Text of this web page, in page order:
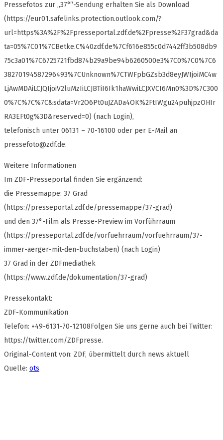
Pressefotos zur „37°“-Sendung erhalten Sie als Download
(https://eur01.safelinks.protection.outlook.com/?
url=https%3A%2F%2Fpresseportal.zdf.de%2Fpresse%2F37grad&da
ta=05%7C01%7CBetke.C%40zdf.de%7Cf616e855c0d7442ff3b508db9
75c3a01%7C6725721fbd874b29a9be94b6260500e3%7C0%7C0%7C6
38270194587296493%7CUnknown%7CTWFpbGZsb3d8eyJWIjoiMC4w
LjAwMDAiLCJQIjoiV2luMzIiLCJBTiI6Ik1haWwiLCJXVCI6Mn0%3D%7C300
0%7C%7C%7C&sdata=Vr2O6Pt0uJZADa4OK%2FtIWgu24puhjpzOHIr
RA3EFt0g%3D&reserved=0) (nach Login),
telefonisch unter 06131 – 70-16100 oder per E-Mail an
pressefoto@zdf.de.
Weitere Informationen
Im ZDF-Presseportal finden Sie ergänzend:
die Pressemappe: 37 Grad
(https://presseportal.zdf.de/pressemappe/37-grad)
und den 37°-Film als Presse-Preview im Vorführraum
(https://presseportal.zdf.de/vorfuehrraum/vorfuehrraum/37-
immer-aerger-mit-den-buchstaben) (nach Login)
37 Grad in der ZDFmediathek
(https://www.zdf.de/dokumentation/37-grad)
Pressekontakt:
ZDF-Kommunikation
Telefon: +49-6131-70-12108Folgen Sie uns gerne auch bei Twitter:
https://twitter.com/ZDFpresse.
Original-Content von: ZDF, übermittelt durch news aktuell
Quelle: ots